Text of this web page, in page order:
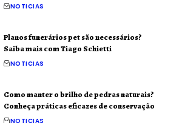
NOTICIAS
Planos funerários pet são necessários?
Saiba mais com Tiago Schietti
NOTICIAS
Como manter o brilho de pedras naturais?
Conheça práticas eficazes de conservação
NOTICIAS